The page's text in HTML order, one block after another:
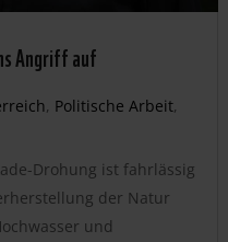
Angriff auf
, Politische Arbeit,
Drohung ist fahrlässig
der Natur
und